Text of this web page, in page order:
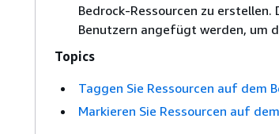
Bedrock-Ressourcen zu erstellen.
Benutzern angefügt werden, um
Topics
Taggen Sie Ressourcen auf dem
Markieren Sie Ressourcen auf